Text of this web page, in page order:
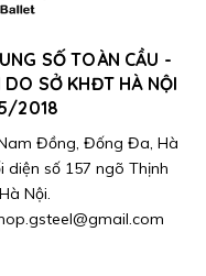
SỐ TOÀN CẦU -
SỞ KHĐT HÀ NỘI
2018
Đồng, Đống Đa, Hà
diện số 157 ngõ Thịnh
Nội.